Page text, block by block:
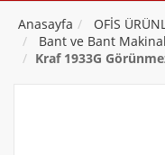
Anasayfa OFİS
Bant ve Bant
Kraf 1933G